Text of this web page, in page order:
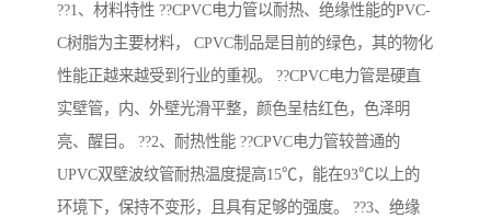
??1、材料特性 ??CPVC电力管以耐热、绝缘性能的PVC-
C树脂为主要材料， CPVC制品是目前的绿色，其的物化
性能正越来越受到行业的重视。 ??CPVC电力管是硬直
实壁管，内、外壁光滑平整，颜色呈桔红色，色泽明
亮、醒目。 ??2、耐热性能 ??CPVC电力管较普通的
UPVC双壁波纹管耐热温度提高15℃，能在93℃以上的
环境下，保持不变形，且具有足够的强度。 ??3、绝缘